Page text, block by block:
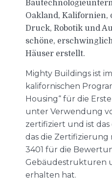
Oakland, Kalifornien,
Druck, Robotik und
schöne,
Häuser erstellt.
Mighty Buildings ist
kalifornischen
Housing“ für die
unter Verwendung
zertifiziert und ist
das die Zertifizierung
3401 für die
Gebäudestrukturen
erhalten hat.